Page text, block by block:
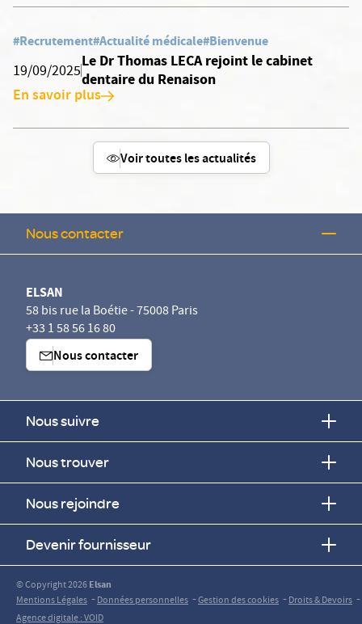
#Recrutement#Actualité médicale#Bienvenue
19/09/2025
Le Dr Thomas LECA rejoint le cabinet
dentaire du Renaison
En savoir plus
Voir toutes les actualités
Nous contacter
ELSAN
58 bis rue la Boétie - 75008 Paris
+33 1 58 56 16 80
Nous contacter
Nous suivre
Nous trouver
Nous rejoindre
Devenir fournisseur
© Copyright 2026Elsan
Mentions Légales -Données personnelles -Gestion des cookies -Droits & Devoirs -
Agence digitale : VOID